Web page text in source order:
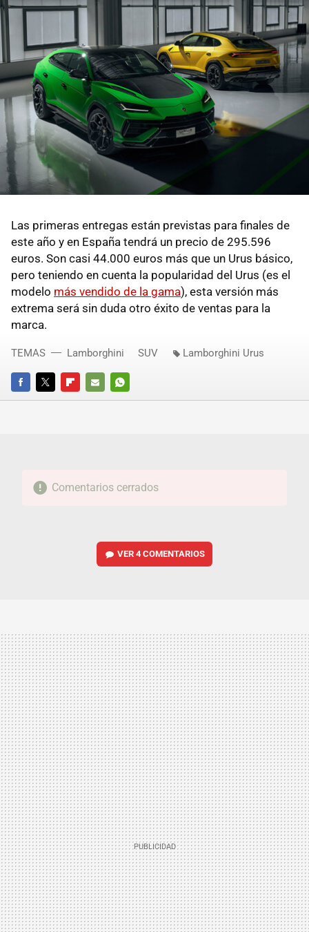
Las primeras entregas están previstas para finales de
este año y en España tendrá un precio de 295.596
euros. Son casi 44.000 euros más que un Urus básico,
pero teniendo en cuenta la popularidad del Urus (es el
modelo más vendido de la gama), esta versión más
extrema será sin duda otro éxito de ventas para la
marca.
FACEBOOKTWITTERFLIPBOARD
E-
WHATSAPP
TEMAS Lamborghini SUV Lamborghini Urus
Comentarios cerrados
VER4 COMENTARIOS